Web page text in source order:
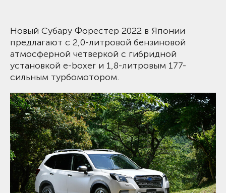
Новый Субару Форестер 2022 в Японии
предлагают с 2,0-литровой бензиновой
атмосферной четверкой с гибридной
установкой e-boxer и 1,8-литровым 177-
сильным турбомотором.